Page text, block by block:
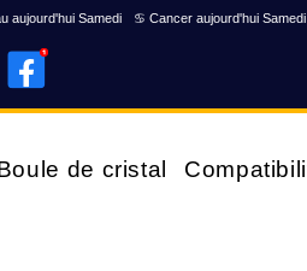
aujourd'hui Samedi ♋ Cancer aujourd'hui Samedi
de cristal